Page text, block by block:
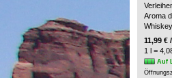
Aroma
Whiskey.
11,99 €
1 l =
Auf